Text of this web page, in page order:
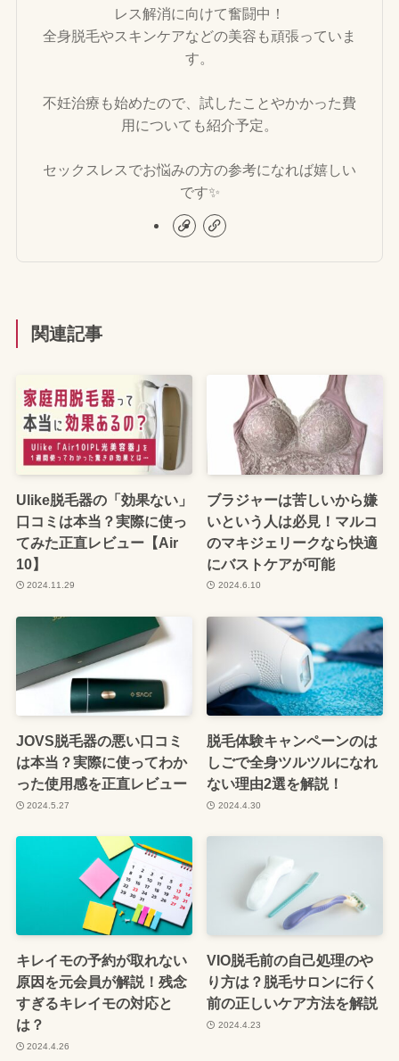
レス解消に向けて奮闘中！
全身脱毛やスキンケアなどの美容も頑張っていま
す。
不妊治療も始めたので、試したことやかかった費
用についても紹介予定。
セックスレスでお悩みの方の参考になれば嬉しい
です✨
関連記事
Ulike脱毛器の「効果ない」
口コミは本当？実際に使っ
てみた正直レビュー【Air
10】
2024.11.29
ブラジャーは苦しいから嫌
いという人は必見！マルコ
のマキジェリークなら快適
にバストケアが可能
2024.6.10
JOVS脱毛器の悪い口コミ
は本当？実際に使ってわか
った使用感を正直レビュー
2024.5.27
脱毛体験キャンペーンのは
しごで全身ツルツルになれ
ない理由2選を解説！
2024.4.30
キレイモの予約が取れない
原因を元会員が解説！残念
すぎるキレイモの対応と
は？
2024.4.26
VIO脱毛前の自己処理のや
り方は？脱毛サロンに行く
前の正しいケア方法を解説
2024.4.23